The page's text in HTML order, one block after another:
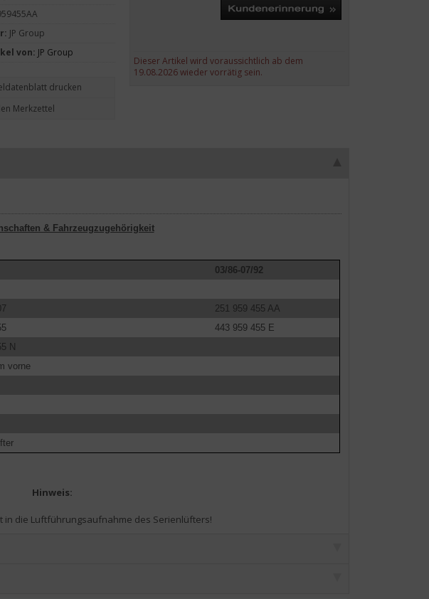
Dieser Artikel wird voraussichtlich ab dem
19.08.2026 wieder vorrätig sein.
JP Group
von: JP Group
drucken
& Fahrzeugzugehörigkeit
03/86-07/92
251 959 455 AA
443 959 455 E
N
vorne
Hinweis:
in die Luftführungsaufnahme des Serienlüfters!